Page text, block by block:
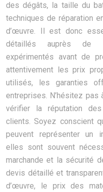
des dégâts, la taille du
techniques de réparation
d’œuvre. Il est donc
détaillés auprès de
expérimentés avant de
attentivement les prix
utilisés, les garanties
entreprises. N’hésitez
vérifier la réputation des
clients. Soyez conscient
peuvent représenter un
elles sont souvent
marchande et la sécurité
devis détaillé et
d’œuvre, le prix des